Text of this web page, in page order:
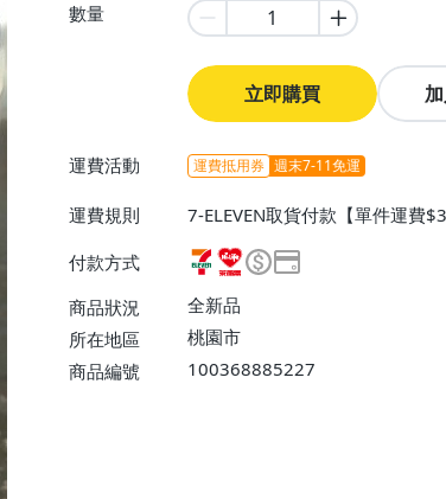
數量
立即購買
運費活動 運費抵用券 週末7-11免運
運費規則
7-ELEVEN取貨付款【單件運費
0】、宅配/貨運【單件運費
【單件運費$130、消費滿
付款方式
商品狀況
全新品
所在地區
桃園市
商品編號
100368885227